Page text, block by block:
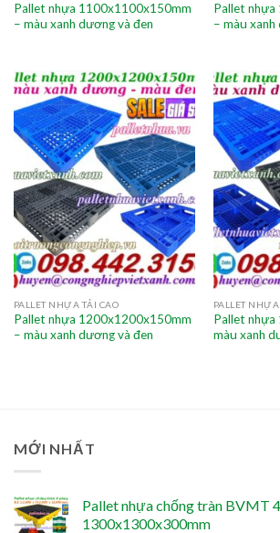
Pallet nhựa 1100x1100x150mm
– màu xanh dương và đen
Pallet
– màu
PALLET NHỰA TẢI CAO
Pallet nhựa 1200x1200x150mm
– màu xanh dương và đen
PALLET
Pallet
màu xanh
MỚI NHẤT
Pallet nhựa chống tràn BVMT
1300x1300x300mm